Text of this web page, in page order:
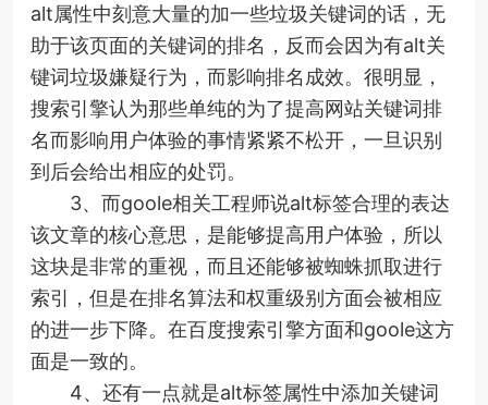
alt属性中刻意大量的加一些垃圾关键词的话，无
助于该页面的关键词的排名，反而会因为有alt关
键词垃圾嫌疑行为，而影响排名成效。很明显，
搜索引擎认为那些单纯的为了提高网站关键词排
名而影响用户体验的事情紧紧不松开，一旦识别
到后会给出相应的处罚。
3、而goole相关工程师说alt标签合理的表达
该文章的核心意思，是能够提高用户体验，所以
这块是非常的重视，而且还能够被蜘蛛抓取进行
索引，但是在排名算法和权重级别方面会被相应
的进一步下降。在百度搜索引擎方面和goole这方
面是一致的。
4、还有一点就是alt标签属性中添加关键词